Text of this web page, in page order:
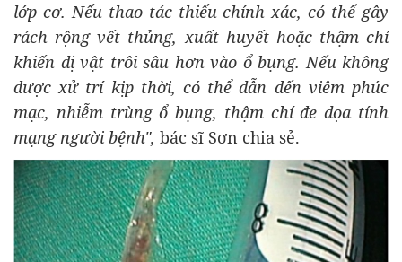
lớp cơ. Nếu thao tác thiếu chính xác, có thể gây
rách rộng vết thủng, xuất huyết hoặc thậm chí
khiến dị vật trôi sâu hơn vào ổ bụng. Nếu không
được xử trí kịp thời, có thể dẫn đến viêm phúc
mạc, nhiễm trùng ổ bụng, thậm chí đe dọa tính
mạng người bệnh", bác sĩ Sơn chia sẻ.